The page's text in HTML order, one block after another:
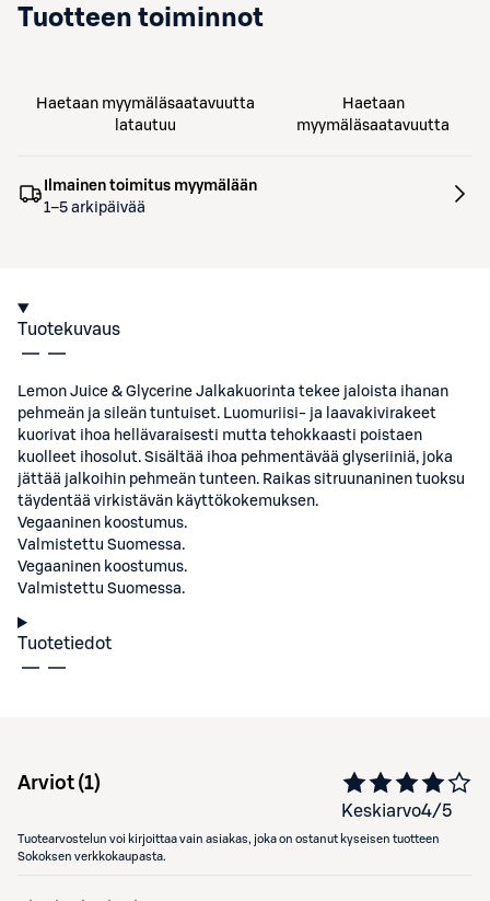
Tuotteen toiminnot
Haetaan myymäläsaatavuutta
latautuu
Haetaan
myymäläsaatavuutta
Ilmainen toimitus myymälään
1–5 arkipäivää
Tuotekuvaus
Lemon Juice & Glycerine Jalkakuorinta tekee jaloista ihanan
pehmeän ja sileän tuntuiset. Luomuriisi- ja laavakivirakeet
kuorivat ihoa hellävaraisesti mutta tehokkaasti poistaen
kuolleet ihosolut. Sisältää ihoa pehmentävää glyseriiniä, joka
jättää jalkoihin pehmeän tunteen. Raikas sitruunaninen tuoksu
täydentää virkistävän käyttökokemuksen.
Vegaaninen koostumus.
Valmistettu Suomessa.
Vegaaninen koostumus.
Valmistettu Suomessa.
Tuotetiedot
Arviot (1)
Keskiarvo4/5
Tuotearvostelun voi kirjoittaa vain asiakas, joka on ostanut kyseisen tuotteen
Sokoksen verkkokaupasta.